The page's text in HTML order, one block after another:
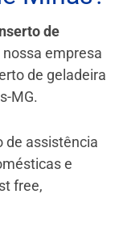
de
nossa empresa
de geladeira
MG.
de assistência
e
free,